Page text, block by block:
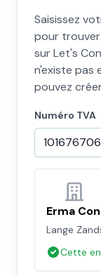
Saisissez
pour
sur Let's
n'existe pas
pouvez
Numéro TVA
Erma
Lange
Cette